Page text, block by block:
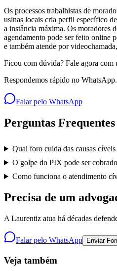
Os processos trabalhistas de
usinas locais cria perfil específico
a instância máxima. Os moradores
agendamento pode ser feito online
e também atende por
Ficou com dúvida? Fale agora com
Respondemos rápido no WhatsApp.
Falar pelo WhatsApp
Perguntas Frequentes
Qual foro cuida das causas
O golpe do PIX pode ser
Como funciona o atendimento
Precisa de um
A Laurentiz atua há décadas
Falar pelo WhatsApp Enviar
Veja também